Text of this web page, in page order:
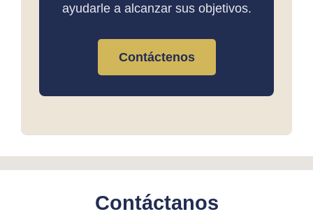
ayudarle a alcanzar sus objetivos.
Contáctenos
Contáctanos